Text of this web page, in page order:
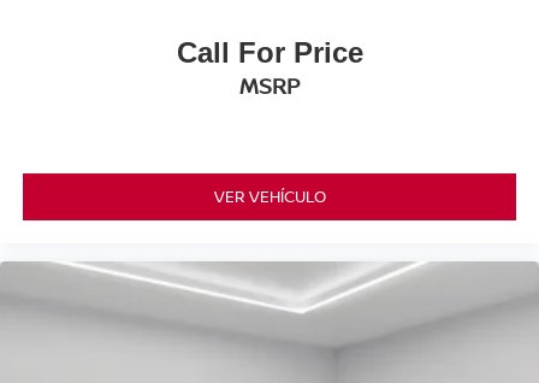
Call For Price
MSRP
VER VEHÍCULO